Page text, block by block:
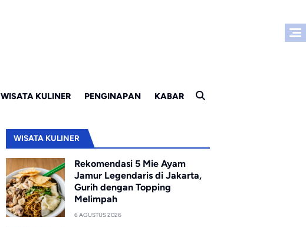
WISATA KULINER PENGINAPAN KABAR
WISATA KULINER
Rekomendasi 5 Mie Ayam
Jamur Legendaris di Jakarta,
Gurih dengan Topping
Melimpah
6 AGUSTUS 2026